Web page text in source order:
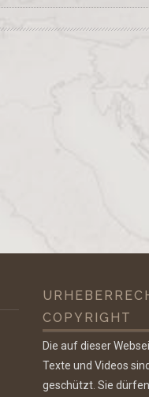
COPYRIGHT
Die auf dieser
Texte und Videos
geschützt. Sie